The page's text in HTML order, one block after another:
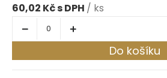
60,02 Kč / ks
Do košíku